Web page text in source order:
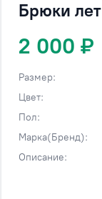
Брюки
2 000 ₽
Размер:
Цвет:
Пол:
Марка(Бренд):
Описание: